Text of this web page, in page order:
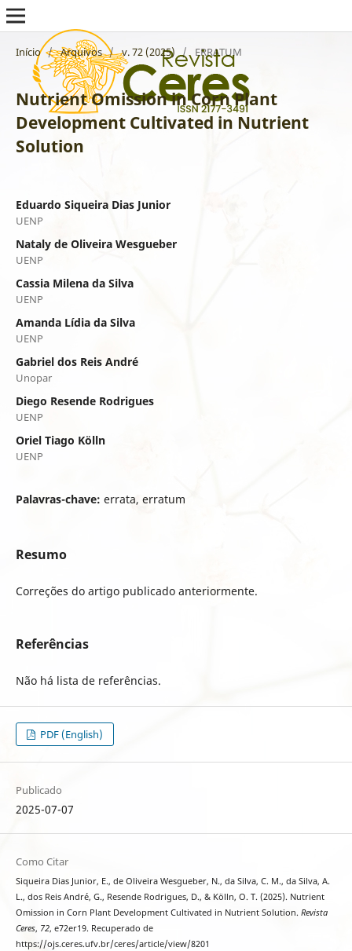
Início / Arquivos / v. 72 (2025) / ERRATUM
Nutrient Omission in Corn Plant
Development Cultivated in Nutrient
Solution
Eduardo Siqueira Dias Junior
UENP
Nataly de Oliveira Wesgueber
UENP
Cassia Milena da Silva
UENP
Amanda Lídia da Silva
UENP
Gabriel dos Reis André
Unopar
Diego Resende Rodrigues
UENP
Oriel Tiago Kölln
UENP
Palavras-chave: errata, erratum
Resumo
Correções do artigo publicado anteriormente.
Referências
Não há lista de referências.
PDF (English)
Publicado
2025-07-07
Como Citar
Siqueira Dias Junior, E., de Oliveira Wesgueber, N., da Silva, C. M., da Silva, A.
L., dos Reis André, G., Resende Rodrigues, D., & Kölln, O. T. (2025). Nutrient
Omission in Corn Plant Development Cultivated in Nutrient Solution. Revista
Ceres, 72, e72er19. Recuperado de
https://ojs.ceres.ufv.br/ceres/article/view/8201